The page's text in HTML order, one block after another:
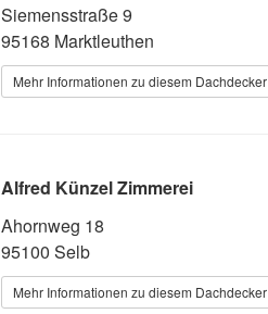
Siemensstraße 9
95168 Marktleuthen
Mehr Informationen zu diesem Dachdecker
Alfred Künzel Zimmerei
Ahornweg 18
95100 Selb
Mehr Informationen zu diesem Dachdecker